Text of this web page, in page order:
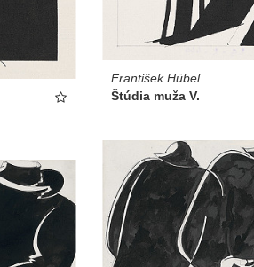
František Hübel
Štúdia muža V.